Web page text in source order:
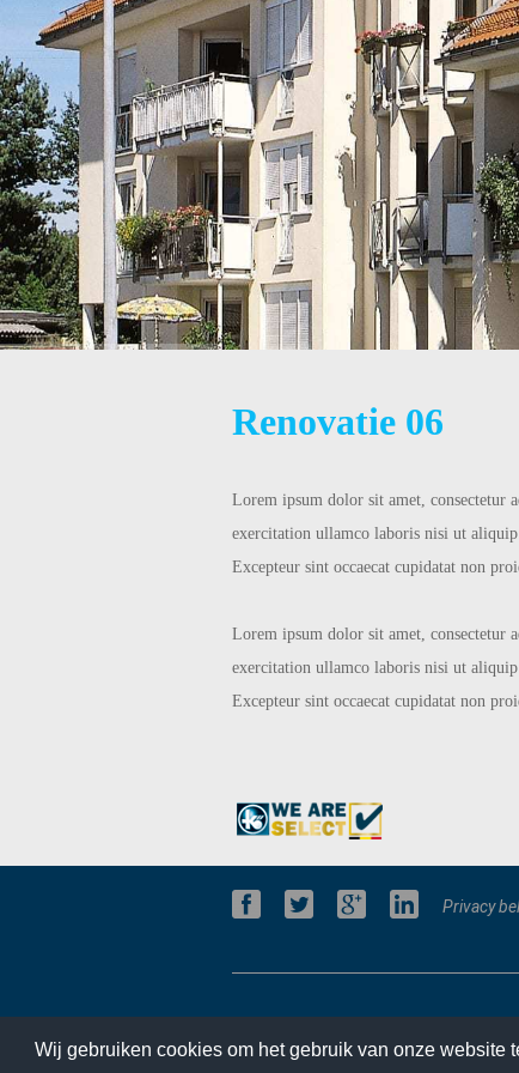
Wij gebruiken cookies om het gebruik van onze website
Renovatie 06
Lorem ipsum dolor sit amet, consectetur
exercitation ullamco laboris nisi ut
Excepteur sint occaecat cupidatat non
Lorem ipsum dolor sit amet, consectetur
exercitation ullamco laboris nisi ut
Excepteur sint occaecat cupidatat non
Privacy
Home